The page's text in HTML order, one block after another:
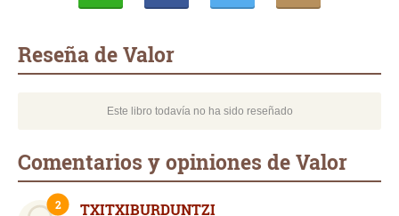
Reseña de Valor
Este libro todavía no ha sido reseñado
Comentarios y opiniones de Valor
TXITXIBURDUNTZI
2